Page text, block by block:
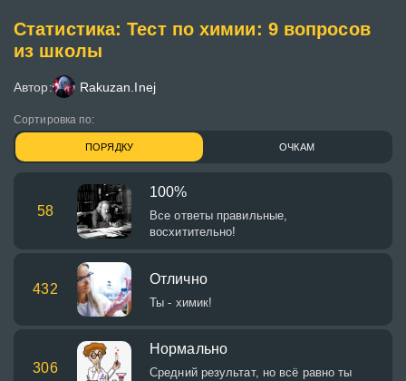
Статистика: Тест по химии: 9 вопросов
из школы
Автор: Rakuzan.Inej
Сортировка по:
ПОРЯДКУ ОЧКАМ
58
100%
Все ответы правильные,
восхитительно!
432
Отлично
Ты - химик!
306
Нормально
Средний результат, но всё равно ты